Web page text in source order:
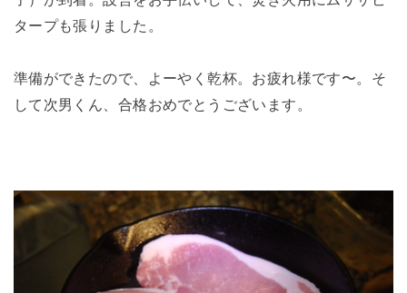
タープも張りました。
準備ができたので、よーやく乾杯。お疲れ様です〜。そ
して次男くん、合格おめでとうございます。